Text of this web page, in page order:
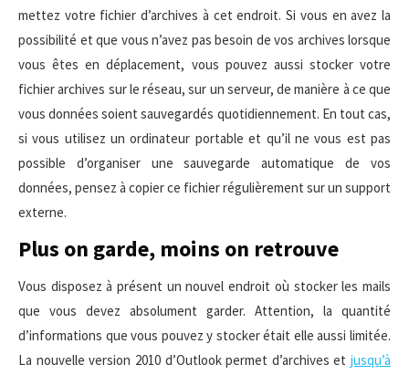
mettez votre fichier d’archives à cet endroit. Si vous en avez la
possibilité et que vous n’avez pas besoin de vos archives lorsque
vous êtes en déplacement, vous pouvez aussi stocker votre
fichier archives sur le réseau, sur un serveur, de manière à ce que
vous données soient sauvegardés quotidiennement. En tout cas,
si vous utilisez un ordinateur portable et qu’il ne vous est pas
possible d’organiser une sauvegarde automatique de vos
données, pensez à copier ce fichier régulièrement sur un support
externe.
Plus on garde, moins on retrouve
Vous disposez à présent un nouvel endroit où stocker les mails
que vous devez absolument garder. Attention, la quantité
d’informations que vous pouvez y stocker était elle aussi limitée.
La nouvelle version 2010 d’Outlook permet d’archives et jusqu’à